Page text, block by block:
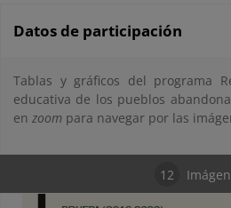
Datos de participación
Tablas y gráficos del programa
educativa de los pueblos
en zoom para navegar por las
12